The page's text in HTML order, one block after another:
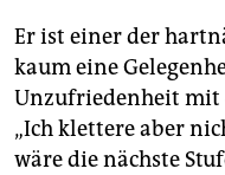
abo
genossenschaft
epaper login
Er ist einer der
kaum eine
Unzufriedenheit mit
„Ich klettere aber
wäre die nächste